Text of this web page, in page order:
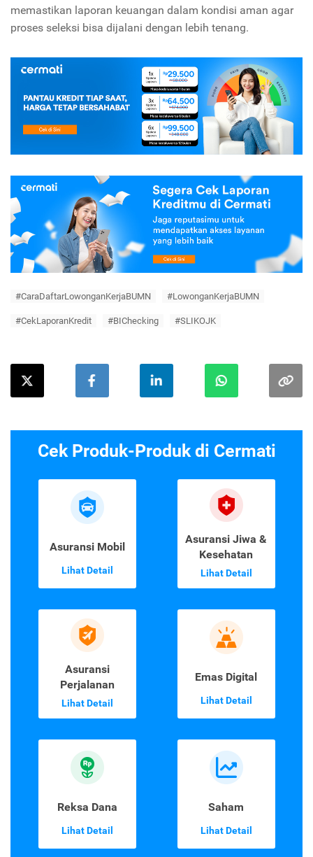
memastikan laporan keuangan dalam kondisi aman agar
proses seleksi bisa dijalani dengan lebih tenang.
#CaraDaftarLowonganKerjaBUMN #LowonganKerjaBUMN
#CekLaporanKredit #BIChecking #SLIKOJK
Cek Produk-Produk di Cermati
Asuransi Mobil
Lihat Detail
Asuransi Jiwa &
Kesehatan
Lihat Detail
Asuransi
Perjalanan
Lihat Detail
Emas Digital
Lihat Detail
Reksa Dana
Lihat Detail
Saham
Lihat Detail